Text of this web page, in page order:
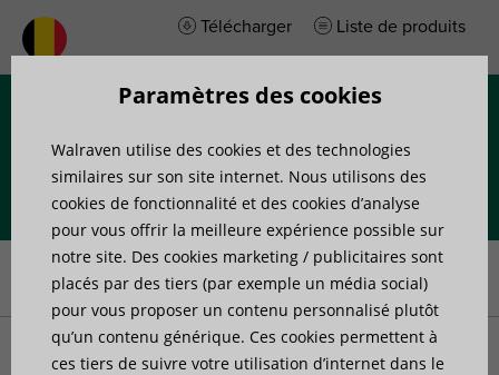
Télécharger Liste de produits
Accueil»Produits» Protection incendie» Colliers et manchons
coupe-feu»Walraven Pacifyre® AWM III Colliers coupe-feu
Paramètres des cookies
Walraven utilise des cookies et des technologies
similaires sur son site internet. Nous utilisons des
cookies de fonctionnalité et des cookies d’analyse
pour vous offrir la meilleure expérience possible sur
notre site. Des cookies marketing / publicitaires sont
placés par des tiers (par exemple un média social)
pour vous proposer un contenu personnalisé plutôt
qu’un contenu générique. Ces cookies permettent à
ces tiers de suivre votre utilisation d’internet dans le